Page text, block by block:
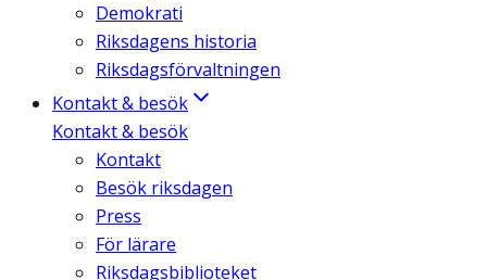
Demokrati
Riksdagens historia
Riksdagsförvaltningen
Kontakt & besök
Kontakt & besök
Kontakt
Besök riksdagen
Press
För lärare
Riksdagsbiblioteket